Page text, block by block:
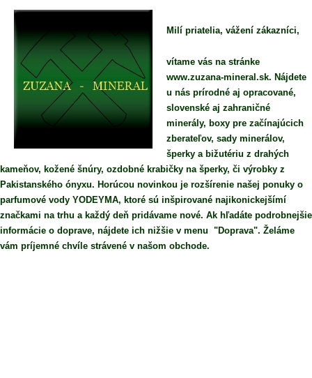
Milí priatelia, vážení zákazníci,
vítame vás na stránke
www.zuzana-mineral.sk. Nájdete
u nás prírodné aj opracované,
slovenské aj zahraničné
minerály, boxy pre začínajúcich
zberateľov, sady minerálov,
šperky a bižutériu z drahých
kameňov, kožené šnúry, ozdobné krabičky na šperky, či výrobky z
Pakistanského ónyxu. Horúcou novinkou je rozšírenie našej ponuky o
parfumové vody YODEYMA, ktoré sú inšpirované najikonickejšímí
značkami na trhu a každý deň pridávame nové. Ak hľadáte podrobnejšie
informácie o doprave, nájdete ich nižšie v menu "Doprava". Želáme
vám príjemné chvíle strávené v našom obchode.